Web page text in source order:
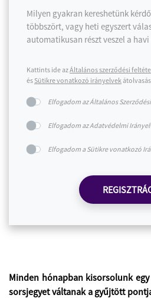
Milyen gyakran kereshetünk
többszört, vagy heti egyszert
automatikusan részt veszel a
Kattints ide azÁltalános szerződési
és Sütikre vonatkozó irányelvek
Elfogadom az Általános
Elfogadom az Adatvédelmi
Elfogadom a Sütikre vonatkozó
Minden hónapban kisorsolunk
sorsjegyet váltanak a gyűjtött